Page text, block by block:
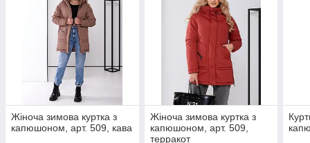
Жіноча зимова куртка з
капюшоном, арт. 509, кава
Жіноча зимова куртка з
капюшоном, арт. 509,
терракот